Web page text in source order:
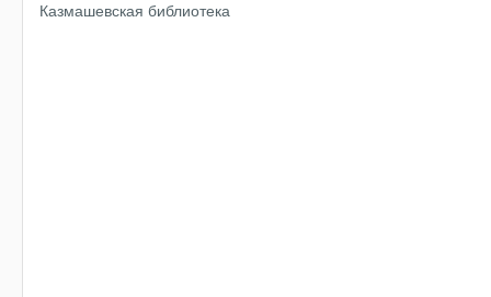
Казмашевская библиотека